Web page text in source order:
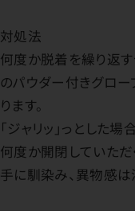
対処法
何度か脱着を繰り返す
のパウダー付きグロー
ります。
「ジャリッ」っとした
何度か開閉していただ
手に馴染み、異物感は